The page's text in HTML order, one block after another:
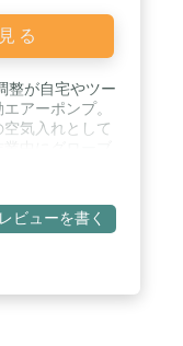
る
整が自宅やツー
アーポンプ。
気入れとして
た空気圧まで
①ご使用の際は
環境によって反
ございます。
高温になりま
レビューを書く